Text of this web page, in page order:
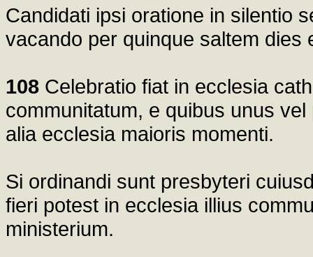
Candidati ipsi oratione in silentio
vacando per quinque saltem dies
108 Celebratio fiat in ecclesia
communitatum, e quibus unus
alia ecclesia maioris momenti.
Si ordinandi sunt presbyteri
fieri potest in ecclesia illius
ministerium.